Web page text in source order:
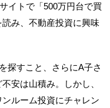
イトで「500万円台で買
み、不動産投資に興味
探すこと、さらにA子さ
安は山積み。しかし、
ンルーム投資にチャレン